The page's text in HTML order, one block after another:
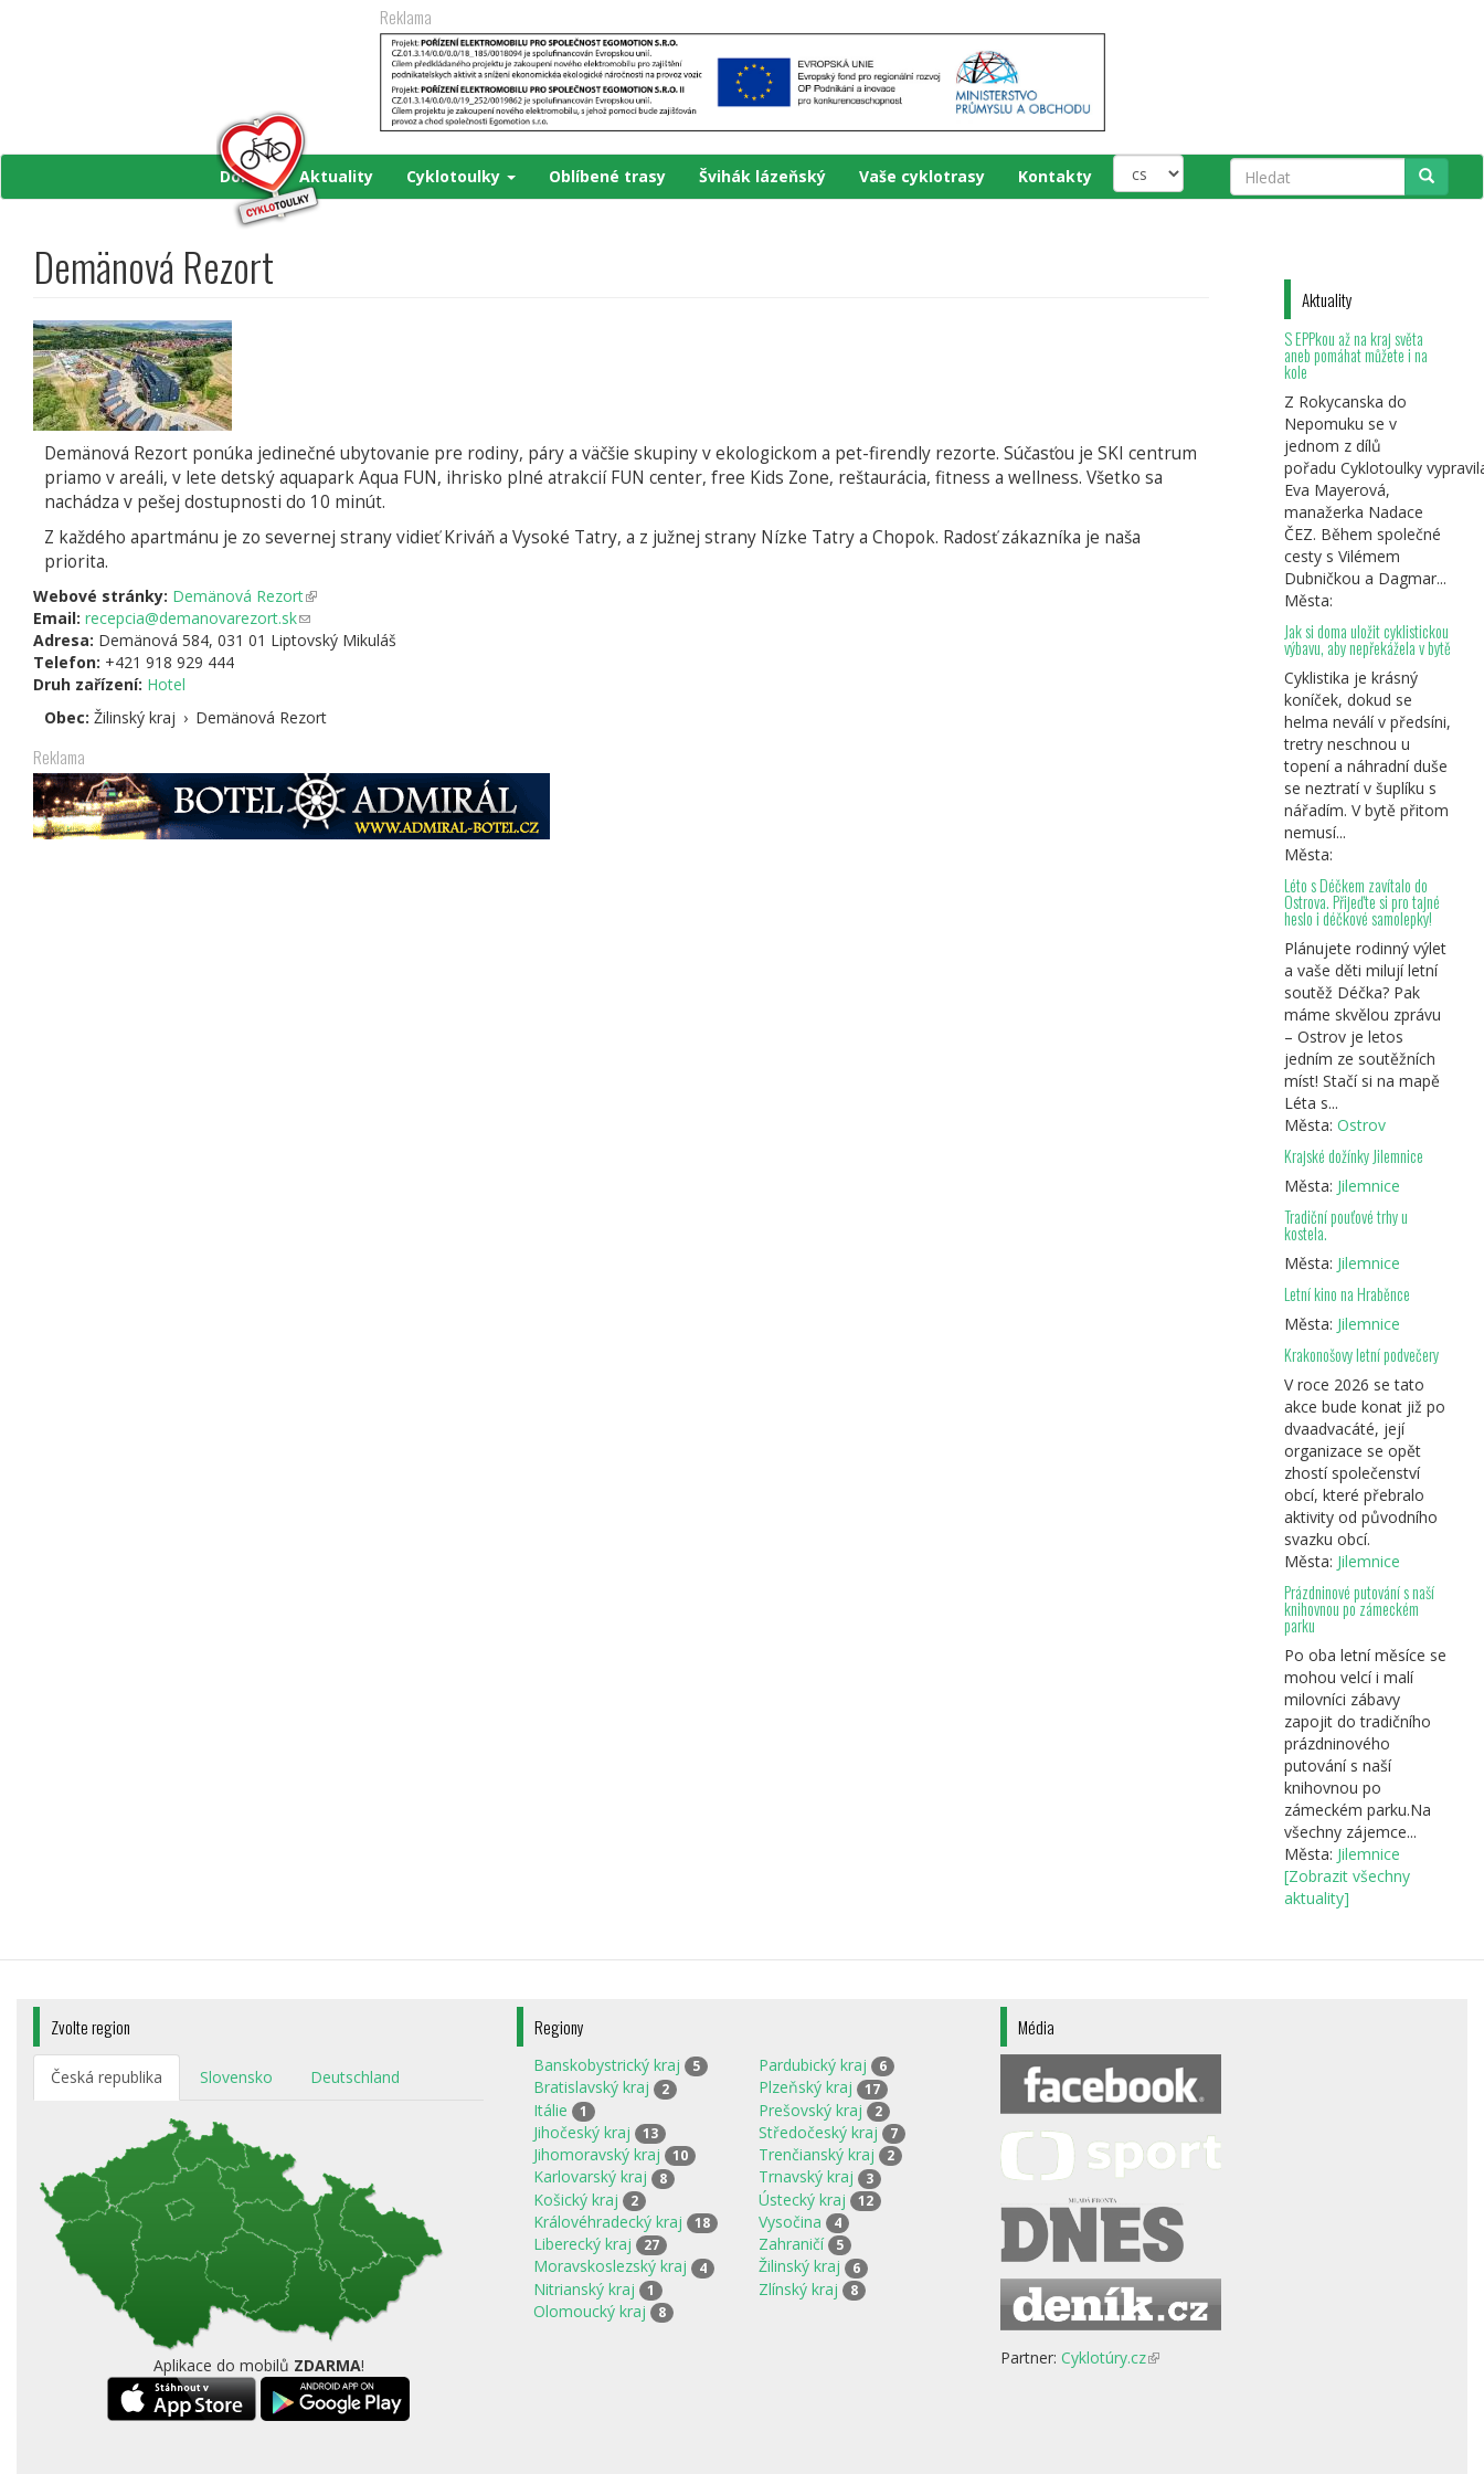
Reklama
Domů Aktuality Cyklotoulky Oblíbené trasy Švihák lázeňský Vaše cyklotrasy
Kontakty
Hledat
Demänová Rezort
Demänová Rezort ponúka jedinečné ubytovanie pre rodiny, páry a väčšie skupiny v ekologickom a pet-firendly rezorte. Súčasťou je SKI centrum
priamo v areáli, v lete detský aquapark Aqua FUN, ihrisko plné atrakcií FUN center, free Kids Zone, reštaurácia, fitness a wellness. Všetko sa
nachádza v pešej dostupnosti do 10 minút.
Z každého apartmánu je zo severnej strany vidieť Kriváň a Vysoké Tatry, a z južnej strany Nízke Tatry a Chopok. Radosť zákazníka je naša
priorita.
Webové stránky: Demänová Rezort(odkaz
je
externí)
Email: recepcia@demanovarezort.sk(odkaz
odešle
Adresa: Demänová 584, 031 01 Liptovský Mikuláš
Telefon: +421 918 929 444
Druh zařízení: Hotel
Obec: Žilinský kraj › Demänová Rezort
Reklama
Aktuality
S EPPkou až na kraj světa
aneb pomáhat můžete i na
kole
Z Rokycanska do
Nepomuku se v
jednom z dílů
pořadu Cyklotoulky
Eva Mayerová,
manažerka Nadace
ČEZ. Během společné
cesty s Vilémem
Dubničkou a Dagmar...
Města:
Jak si doma uložit cyklistickou
výbavu, aby nepřekážela v bytě
Cyklistika je krásný
koníček, dokud se
helma neválí v předsíni,
tretry neschnou u
topení a náhradní duše
se neztratí v šuplíku s
nářadím. V bytě přitom
nemusí...
Města:
Léto s Déčkem zavítalo do
Ostrova. Přijeďte si pro tajné
heslo i déčkové samolepky!
Plánujete rodinný výlet
a vaše děti milují letní
soutěž Déčka? Pak
máme skvělou zprávu
– Ostrov je letos
jedním ze soutěžních
míst! Stačí si na mapě
Léta s...
Města: Ostrov
Krajské dožínky Jilemnice
Města: Jilemnice
Tradiční pouťové trhy u
kostela.
Města: Jilemnice
Letní kino na Hraběnce
Města: Jilemnice
Krakonošovy letní podvečery
V roce 2026 se tato
akce bude konat již po
dvaadvacáté, její
organizace se opět
zhostí společenství
obcí, které přebralo
aktivity od původního
svazku obcí.
Města: Jilemnice
Prázdninové putování s naší
knihovnou po zámeckém
parku
Po oba letní měsíce se
mohou velcí i malí
milovníci zábavy
zapojit do tradičního
prázdninového
putování s naší
knihovnou po
zámeckém parku.Na
všechny zájemce...
Města: Jilemnice
[Zobrazit všechny
aktuality]
Zvolte region
Česká republika Slovensko Deutschland
Aplikace do mobilů ZDARMA!
Regiony
Banskobystrický kraj 5
Bratislavský kraj 2
Itálie 1
Jihočeský kraj 13
Jihomoravský kraj 10
Karlovarský kraj 8
Košický kraj 2
Královéhradecký kraj 18
Liberecký kraj 27
Moravskoslezský kraj 4
Nitrianský kraj 1
Olomoucký kraj 8
Pardubický kraj 6
Plzeňský kraj 17
Prešovský kraj 2
Středočeský kraj 7
Trenčianský kraj 2
Trnavský kraj 3
Ústecký kraj 12
Vysočina 4
Zahraničí 5
Žilinský kraj 6
Zlínský kraj 8
Média
Partner: Cyklotúry.cz(odkaz